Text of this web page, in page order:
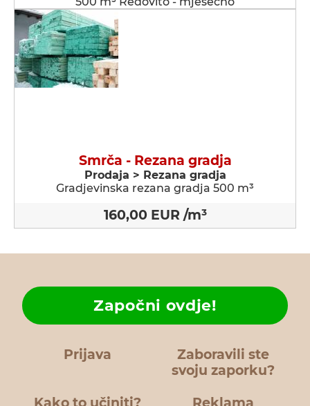
Smrča - Rezana gradja
Prodaja > Rezana gradja
Gradjevinska rezana gradja 500 m³
160,00 EUR /m³
Prijava
Zaboravili ste
svoju zaporku?
Započni ovdje!